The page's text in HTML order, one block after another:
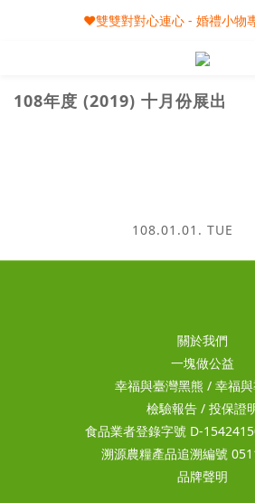
🎀08/01-09/30 秋節月圓家家慶-
❤️雙雙對對心連心 - 婚禮小物
🎀08/01-09/30 秋節月圓家家慶-
108年度 (2019) 十月份展出
108.01.01. TUE
關於我們
一塊做公益
幸福與臺灣黑熊 / 幸福
檢驗報告/ 投保證
食品業者登錄字號 D-
溯源農糧產品追溯編號
品牌聲明